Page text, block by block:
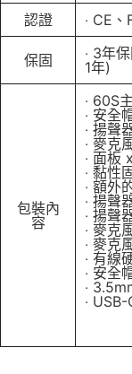
認證 ‧ CE
保固
‧ 3年
1年)
包裝內
容
‧ 60S
‧ 安全
‧ 揚聲
‧ 麥克
‧ 面板
‧ 黏性
‧ 額外
‧ 揚聲
‧ 揚聲
‧ 麥克
‧ 麥克
‧ 有線
‧ 安全
‧
‧